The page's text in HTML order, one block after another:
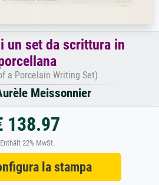
un set da scrittura in
a Porcelain Writing Set)
Meissonnier
138.97
Enthält 22% MwSt.
la stampa